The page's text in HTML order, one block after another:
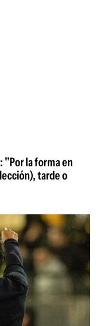
"Por la forma en
tarde o